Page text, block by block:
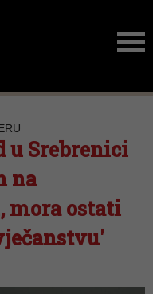
u Srebrenici
na
mora ostati